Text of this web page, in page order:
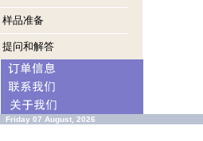
样品准备
提问和解答
Friday 07 August, 2026